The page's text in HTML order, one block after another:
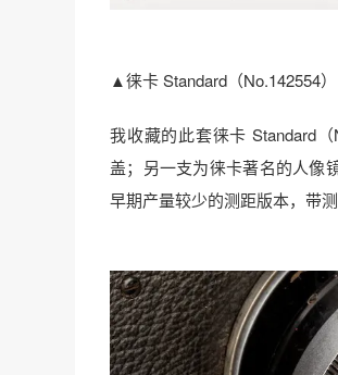
▲徕卡 Standard（No.142554）
我收藏的此套徕卡 Standard
盖；另一支为徕卡著名的人像
早期产量较少的测距版本，带